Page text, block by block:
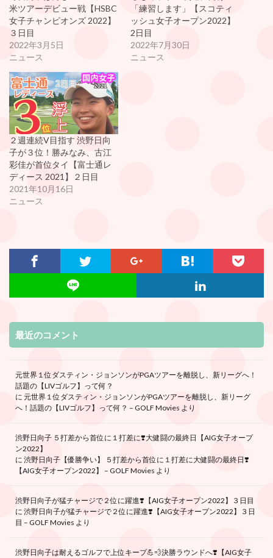
米ツアーデビュー戦【HSBC
女子チャンピオンズ 2022】
３日目
2022年3月5日
ニュース
「練習します」【スコティ
ッシュ女子オープン2022】
2日目
2022年7月30日
ニュース
２週連続V目指す 渋野日向
子が３位！勝みなみ、古江
彩佳が首位タイ【富士通レ
ディース 2021】２日目
2021年10月16日
ニュース
最近のコメント
元世界１位ダスティン・ジョンソンがPGAツアーを離脱し、新リーグへ！
話題の【LIVゴルフ】って何？
に 元世界１位ダスティン・ジョンソンがPGAツアーを離脱し、新リーグ
へ！話題の【LIVゴルフ】って何？ – GOLF Movies より
渋野日向子 ５打差から首位に１打差に❣️大健闘の最終日【AIG女子オープ
ン2022】
に 渋野日向子【優勝争い】 ５打差から首位に１打差に大健闘の最終日❣️
【AIG女子オープン2022】 – GOLF Movies より
渋野日向子が猛チャージで２位に躍進❣️【AIG女子オープン2022】３日目
に 渋野日向子が猛チャージで２位に躍進❣️【AIG女子オープン2022】３日
目 – GOLF Movies より
渋野日向子は耐えるゴルフで上位キープ💪💨決勝ラウンドへ❣️【AIG女子